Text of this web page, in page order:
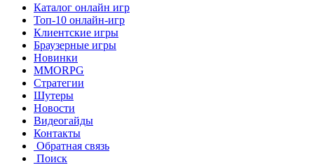
Каталог онлайн игр
Топ-10 онлайн-игр
Клиентские игры
Браузерные игры
Новинки
MMORPG
Стратегии
Шутеры
Новости
Видеогайды
Контакты
Обратная связь
Поиск